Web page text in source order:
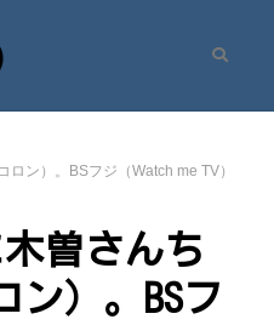
Official Site
ン）。BSフジ（Watch me TV）
曽さんち
ン）。BSフ